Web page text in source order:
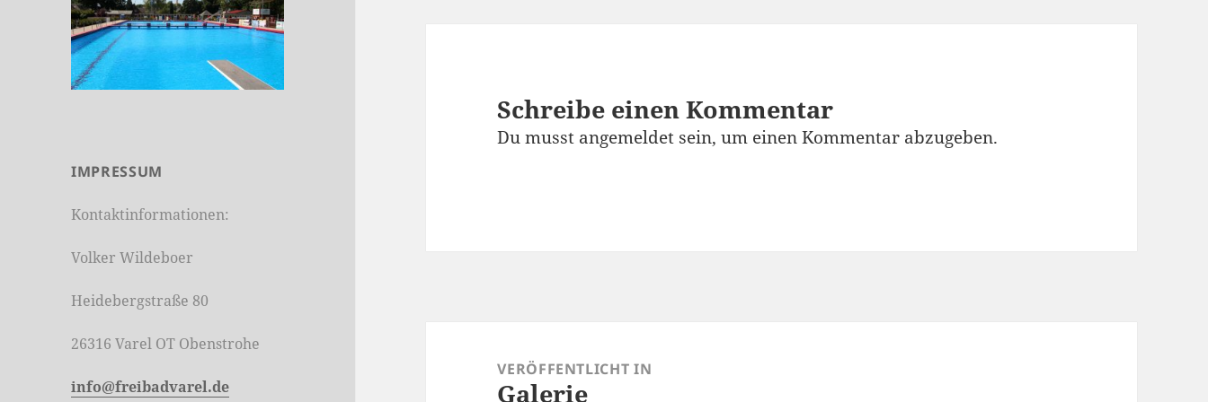
IMPRESSUM
Kontaktinformationen:
Volker Wildeboer
Heidebergstraße 80
26316 Varel OT Obenstrohe
info@freibadvarel.de
Schreibe einen Kommentar
Du musst angemeldet sein, um einen Kommentar abzugeben.
VERÖFFENTLICHT IN
Galerie